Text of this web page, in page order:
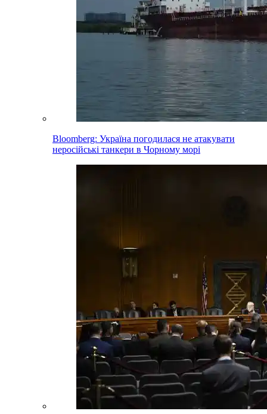
Bloomberg: Україна погодилася не атакувати
неросійські танкери в Чорному морі